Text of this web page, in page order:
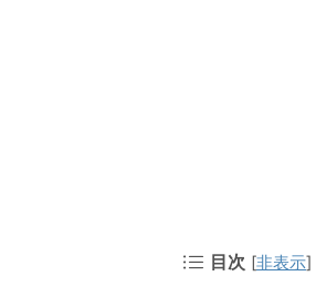
目次 [非表示]